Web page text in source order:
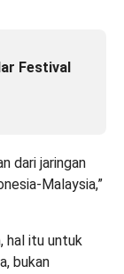
Festival
dari jaringan
Malaysia,”
hal itu untuk
bukan